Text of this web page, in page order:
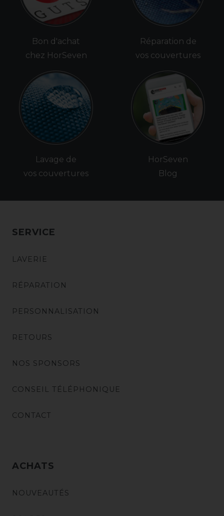
Bon d'achat
chez HorSeven
Lavage de
vos couvertures
Réparation de
vos couvertures
HorSeven
Blog
SERVICE
LAVERIE
RÉPARATION
PERSONNALISATION
RETOURS
NOS SPONSORS
CONSEIL TÉLÉPHONIQUE
CONTACT
ACHATS
NOUVEAUTÉS